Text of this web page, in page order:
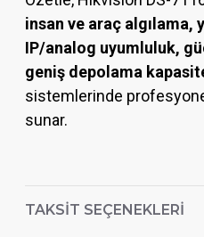
insan ve araç algılama,
IP/analog uyumluluk,
geniş depolama
sistemlerinde
sunar.
TAKSIT SEÇENEKLERI